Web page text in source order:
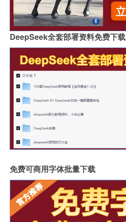
DeepSeek全套部署资料免费下载
免费可商用字体批量下载